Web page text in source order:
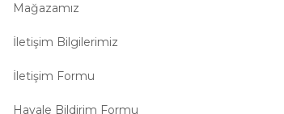
Mağazamız
İletişim Bilgilerimiz
İletişim Formu
Havale Bildirim Formu